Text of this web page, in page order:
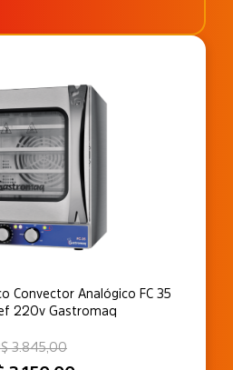
Convector Analógico FC 35
220v Gastromaq
3.845,00